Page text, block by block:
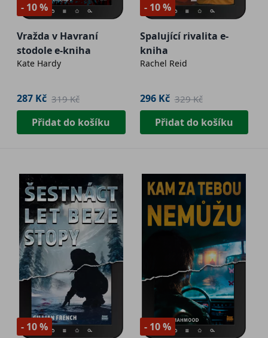
- 10 %
Vražda v Havraní
stodole e-kniha
Kate Hardy
287 Kč 319 Kč
Přidat do košíku
- 10 %
Spalující rivalita e-
kniha
Rachel Reid
296 Kč 329 Kč
Přidat do košíku
- 10 % - 10 %